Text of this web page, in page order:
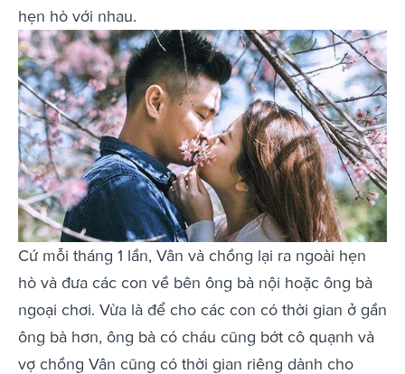
hẹn hò với nhau.
Cứ mỗi tháng 1 lần, Vân và chồng lại ra ngoài hẹn
hò và đưa các con về bên ông bà nội hoặc ông bà
ngoại chơi. Vừa là để cho các con có thời gian ở gần
ông bà hơn, ông bà có cháu cũng bớt cô quạnh và
vợ chồng Vân cũng có thời gian riêng dành cho